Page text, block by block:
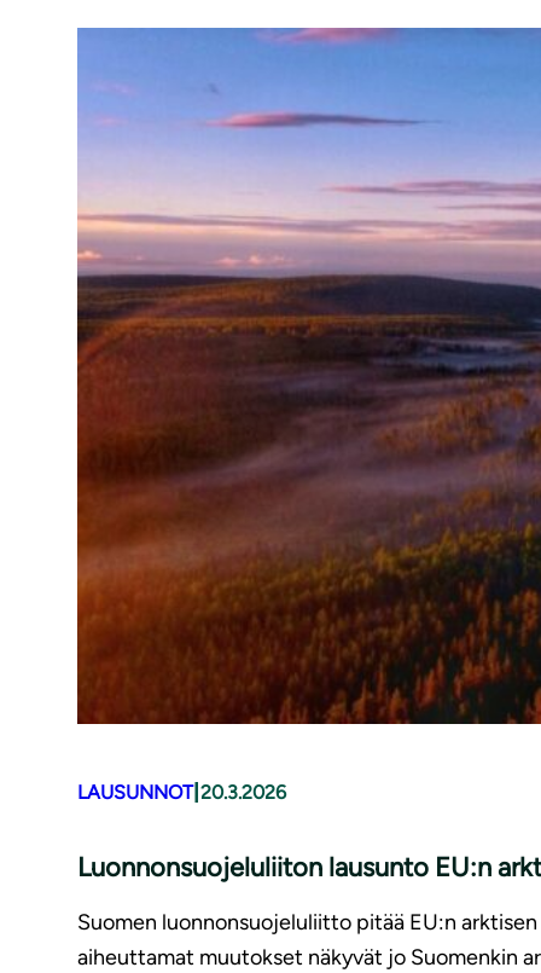
LAUSUNNOT| 20.3.2026
Luonnonsuojeluliiton lausunto EU:n
Suomen luonnonsuojeluliitto pitää EU:n
aiheuttamat muutokset näkyvät jo Suomenkin